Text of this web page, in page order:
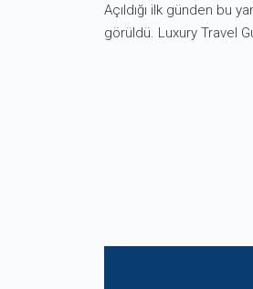
Açıldığı ilk günden bu
görüldü. Luxury Travel